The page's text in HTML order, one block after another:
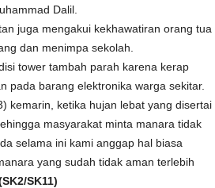
Dalil.
juga mengakui kekhawatiran orang tua
dan menimpa sekolah.
tower tambah parah karena kerap
pada barang elektronika warga sekitar.
kemarin, ketika hujan lebat yang disertai
masyarakat minta manara tidak
selama ini kami anggap hal biasa
yang sudah tidak aman terlebih
SK11)